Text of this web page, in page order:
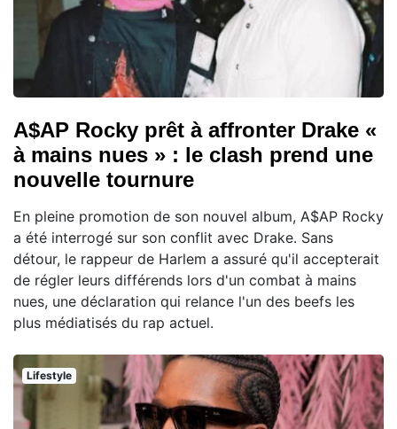
A$AP Rocky prêt à affronter Drake «
à mains nues » : le clash prend une
nouvelle tournure
En pleine promotion de son nouvel album, A$AP Rocky
a été interrogé sur son conflit avec Drake. Sans
détour, le rappeur de Harlem a assuré qu'il accepterait
de régler leurs différends lors d'un combat à mains
nues, une déclaration qui relance l'un des beefs les
plus médiatisés du rap actuel.
Lifestyle